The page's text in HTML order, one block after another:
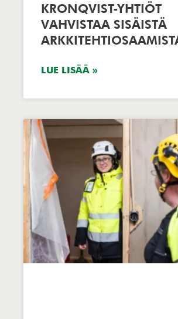
KRONQVIST-YHTIÖT
VAHVISTAA SISÄISTÄ
LUE LISÄÄ »